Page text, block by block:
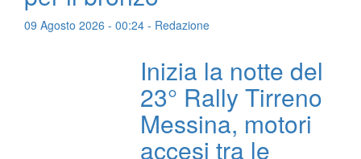
09 Agosto 2026 - 00:24 - Redazione
Inizia la notte del
23° Rally Tirreno
Messina, motori
accesi tra le